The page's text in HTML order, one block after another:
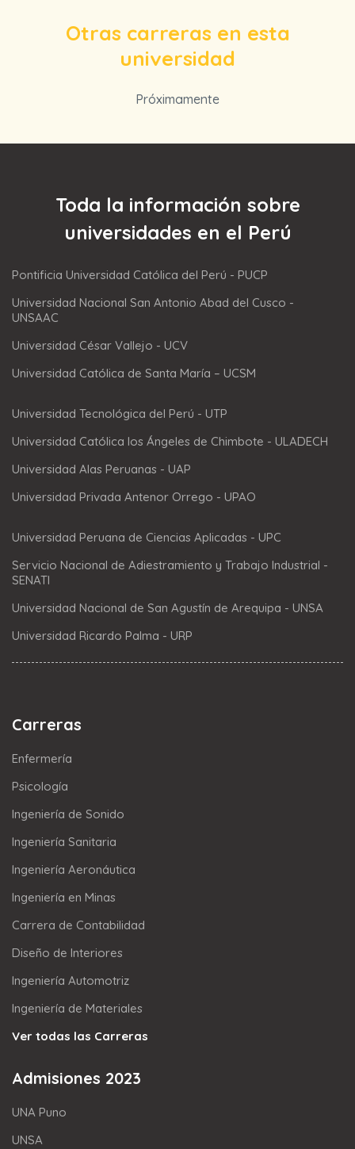
Otras carreras en esta
universidad
Próximamente
Toda la información sobre
universidades en el Perú
Pontificia Universidad Católica del Perú - PUCP
Universidad Nacional San Antonio Abad del Cusco -
UNSAAC
Universidad César Vallejo - UCV
Universidad Católica de Santa María – UCSM
Universidad Tecnológica del Perú - UTP
Universidad Católica los Ángeles de Chimbote - ULADECH
Universidad Alas Peruanas - UAP
Universidad Privada Antenor Orrego - UPAO
Universidad Peruana de Ciencias Aplicadas - UPC
Servicio Nacional de Adiestramiento y Trabajo Industrial -
SENATI
Universidad Nacional de San Agustín de Arequipa - UNSA
Universidad Ricardo Palma - URP
Carreras
Enfermería
Psicología
Ingeniería de Sonido
Ingeniería Sanitaria
Ingeniería Aeronáutica
Ingeniería en Minas
Carrera de Contabilidad
Diseño de Interiores
Ingeniería Automotriz
Ingeniería de Materiales
Ver todas las Carreras
Admisiones 2023
UNA Puno
UNSA